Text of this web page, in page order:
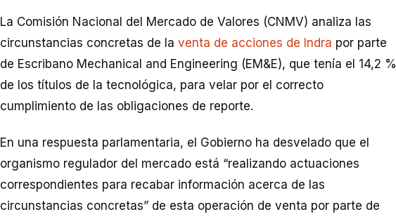
La Comisión Nacional del Mercado de Valores (CNMV) analiza las
circunstancias concretas de la venta de acciones de Indra por parte
de Escribano Mechanical and Engineering (EM&E), que tenía el 14,2 %
de los títulos de la tecnológica, para velar por el correcto
cumplimiento de las obligaciones de reporte.
En una respuesta parlamentaria, el Gobierno ha desvelado que el
organismo regulador del mercado está “realizando actuaciones
correspondientes para recabar información acerca de las
circunstancias concretas” de esta operación de venta por parte de